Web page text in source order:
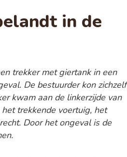
in de
trekker met giertank in een
De bestuurder kon zichzelf
kwam aan de linkerzijde van
trekkende voertuig, het
Door het ongeval is de